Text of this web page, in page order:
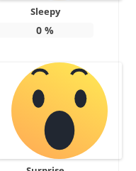
Sleepy
0 %